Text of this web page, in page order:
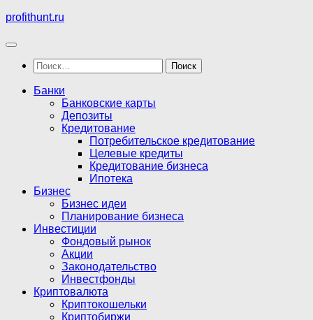
Перейти
содержимому
profithunt.ru
Найти:
Банки
Банковские карты
Депозиты
Кредитование
Потребительское кредитование
Целевые кредиты
Кредитование бизнеса
Ипотека
Бизнес
Бизнес идеи
Планирование бизнеса
Инвестиции
Фондовый рынок
Акции
Законодательство
Инвестфонды
Криптовалюта
Криптокошельки
Криптобиржи